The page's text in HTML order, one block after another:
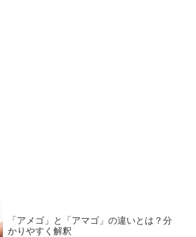
「アメゴ」と「アマゴ」の違いとは？分
かりやすく解釈